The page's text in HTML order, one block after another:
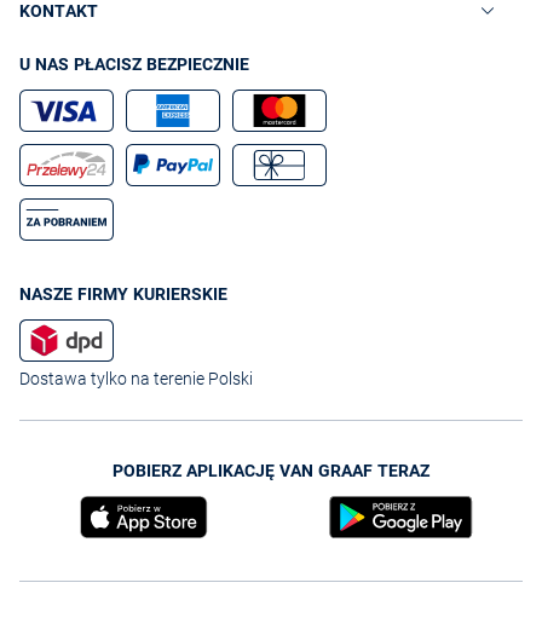
KONTAKT
U NAS PŁACISZ BEZPIECZNIE
NASZE FIRMY KURIERSKIE
Dostawa tylko na terenie Polski
POBIERZ APLIKACJĘ VAN GRAAF TERAZ